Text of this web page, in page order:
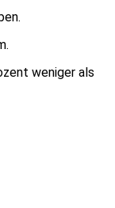
weniger als